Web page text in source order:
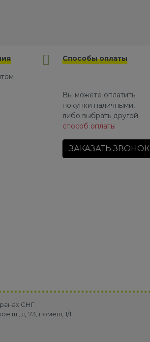
Способы оплаты
Вы можете оплатить
покупки наличными,
либо выбрать другой
способ оплаты
ЗАКАЗАТЬ ЗВОНОК
СНГ.
ш., д. 73, помещ. 1/1